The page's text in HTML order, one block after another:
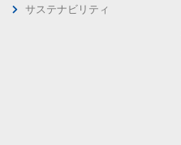
サステナビリティ